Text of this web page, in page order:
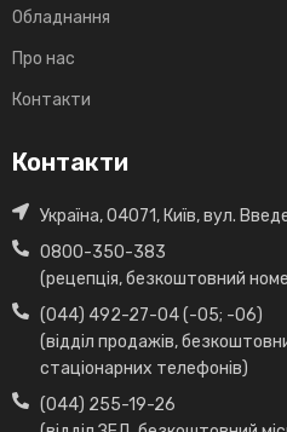
Обладнання
Про нас
Контакти
Контакти
Україна, 04071, Київ, вул.
0800-350-383
(рецепція, безкоштовний
(044) 492-27-04 (-05; -06)
(відділ продажів,
стаціонарних телефонів)
(044) 255-19-26